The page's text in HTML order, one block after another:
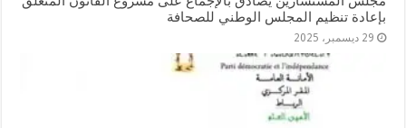
بإعادة تنظيم المجلس الوطني للصحافة
29 ديسمبر، 2025